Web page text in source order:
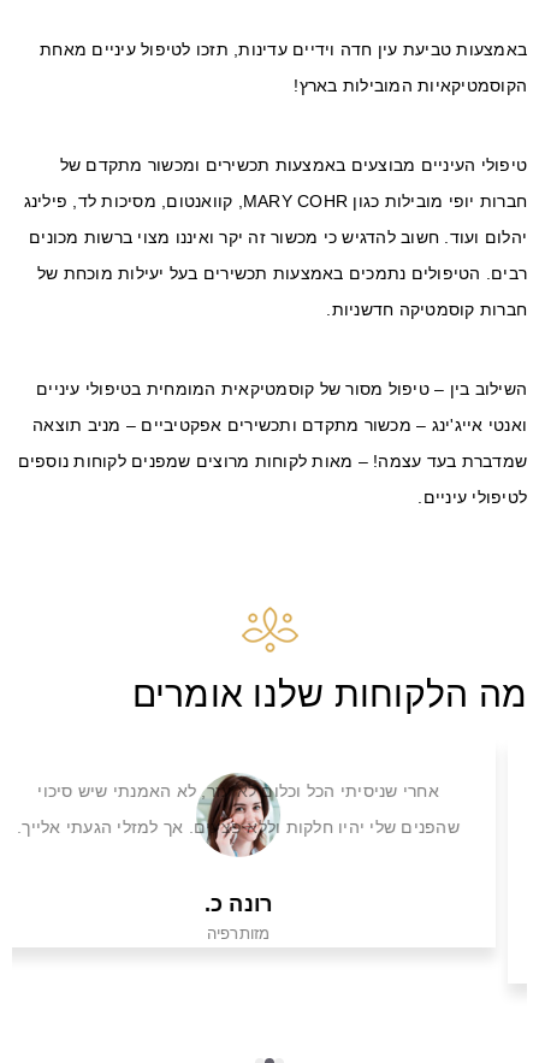
באמצעות טביעת עין חדה וידיים עדינות, תזכו לטיפול עיניים מאחת
הקוסמטיקאיות המובילות בארץ!
טיפולי העיניים מבוצעים באמצעות תכשירים ומכשור מתקדם של
חברות יופי מובילות כגון MARY COHR, קוואנטום, מסיכות לד, פילינג
יהלום ועוד. חשוב להדגיש כי מכשור זה יקר ואיננו מצוי ברשות מכונים
רבים. הטיפולים נתמכים באמצעות תכשירים בעל יעילות מוכחת של
חברות קוסמטיקה חדשניות.
השילוב בין – טיפול מסור של קוסמטיקאית המומחית בטיפולי עיניים
ואנטי אייג'ינג – מכשור מתקדם ותכשירים אפקטיביים – מניב תוצאה
שמדברת בעד עצמה! – מאות לקוחות מרוצים שמפנים לקוחות נוספים
לטיפולי עיניים.
מה הלקוחות שלנו אומרים
רונה כ.
מזותרפיה
אחרי שניסיתי הכל וכלום לא עזר, לא האמנתי שיש סיכוי
שהפנים שלי יהיו חלקות וללא פצעים. אך למזלי הגעתי אלייך.